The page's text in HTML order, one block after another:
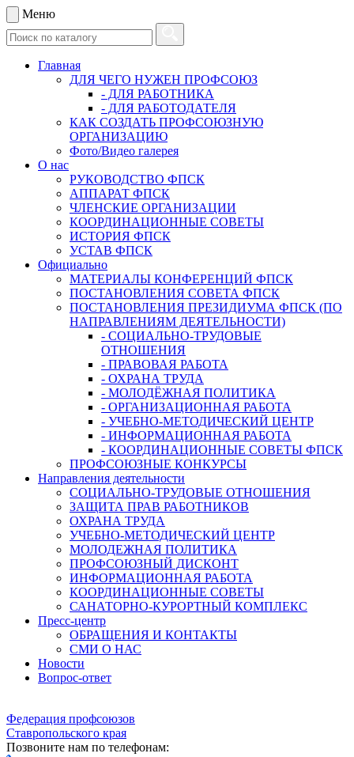
Меню
Главная
ДЛЯ ЧЕГО НУЖЕН ПРОФСОЮЗ
- ДЛЯ РАБОТНИКА
- ДЛЯ РАБОТОДАТЕЛЯ
КАК СОЗДАТЬ ПРОФСОЮЗНУЮ
ОРГАНИЗАЦИЮ
Фото/Видео галерея
О нас
РУКОВОДСТВО ФПСК
АППАРАТ ФПСК
ЧЛЕНСКИЕ ОРГАНИЗАЦИИ
КООРДИНАЦИОННЫЕ СОВЕТЫ
ИСТОРИЯ ФПСК
УСТАВ ФПСК
Официально
МАТЕРИАЛЫ КОНФЕРЕНЦИЙ ФПСК
ПОСТАНОВЛЕНИЯ СОВЕТА ФПСК
ПОСТАНОВЛЕНИЯ ПРЕЗИДИУМА ФПСК (ПО
НАПРАВЛЕНИЯМ ДЕЯТЕЛЬНОСТИ)
- СОЦИАЛЬНО-ТРУДОВЫЕ
ОТНОШЕНИЯ
- ПРАВОВАЯ РАБОТА
- ОХРАНА ТРУДА
- МОЛОДЁЖНАЯ ПОЛИТИКА
- ОРГАНИЗАЦИОННАЯ РАБОТА
- УЧЕБНО-МЕТОДИЧЕСКИЙ ЦЕНТР
- ИНФОРМАЦИОННАЯ РАБОТА
- КООРДИНАЦИОННЫЕ СОВЕТЫ ФПСК
ПРОФСОЮЗНЫЕ КОНКУРСЫ
Направления деятельности
СОЦИАЛЬНО-ТРУДОВЫЕ ОТНОШЕНИЯ
ЗАЩИТА ПРАВ РАБОТНИКОВ
ОХРАНА ТРУДА
УЧЕБНО-МЕТОДИЧЕСКИЙ ЦЕНТР
МОЛОДЕЖНАЯ ПОЛИТИКА
ПРОФСОЮЗНЫЙ ДИСКОНТ
ИНФОРМАЦИОННАЯ РАБОТА
КООРДИНАЦИОННЫЕ СОВЕТЫ
САНАТОРНО-КУРОРТНЫЙ КОМПЛЕКС
Пресс-центр
ОБРАЩЕНИЯ И КОНТАКТЫ
СМИ О НАС
Новости
Вопрос-ответ
Федерация профсоюзов
Ставропольского края
Позвоните нам по телефонам: